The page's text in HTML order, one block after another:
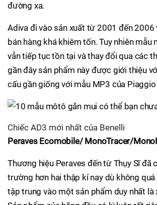
đường xa.
Adiva đi vào sản xuất từ 2001 đến 2006
bán hàng khá khiêm tốn. Tuy nhiên mẫu
vẫn tiếp tục tồn tại và thay đổi qua các
gần đây sản phẩm này được giới thiệu
cấu gần giống với mẫu MP3 của
Chiếc AD3 mới nhất của Benelli
Peraves Ecomobile/ MonoTracer/
Thương hiệu Peraves đến từ Thụy Sĩ đã
trường hơn hai thập kỉ nay dù không quá
tập trung vào một sản phẩm duy nhất là